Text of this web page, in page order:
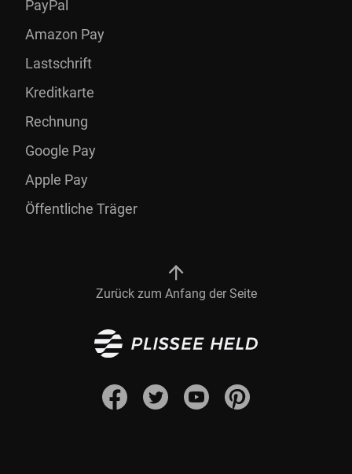
Zurück zum Anfang der Seite
PayPal
Amazon Pay
Lastschrift
Kreditkarte
Rechnung
Google Pay
Apple Pay
Öffentliche Träger